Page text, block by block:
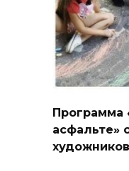
Программа
асфальте»
художников